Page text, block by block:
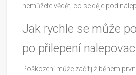
nemůžete vědět, co se děje pod
Jak rychle se může
po přilepení
Poškození může začít již během